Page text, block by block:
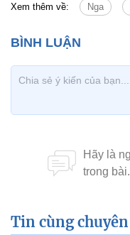
Xem thêm về: Nga
Tin cùng